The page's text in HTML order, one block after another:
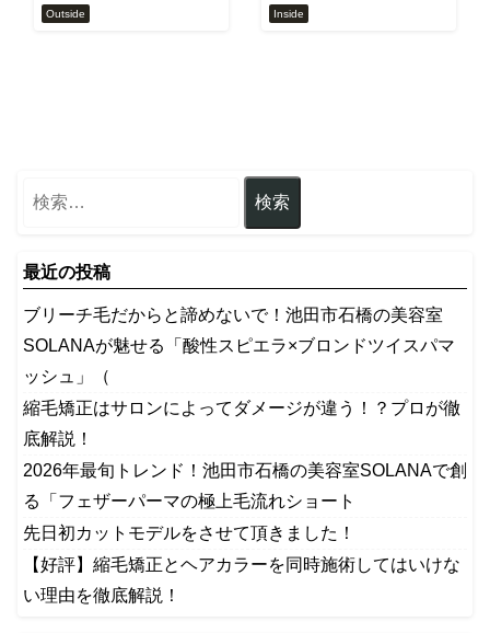
Outside Inside
最近の投稿
ブリーチ毛だからと諦めないで！池田市石橋の美容室
SOLANAが魅せる「酸性スピエラ×ブロンドツイスパマ
ッシュ」（
縮毛矯正はサロンによってダメージが違う！？プロが徹
底解説！
2026年最旬トレンド！池田市石橋の美容室SOLANAで創
る「フェザーパーマの極上毛流れショート
先日初カットモデルをさせて頂きました！
【好評】縮毛矯正とヘアカラーを同時施術してはいけな
い理由を徹底解説！